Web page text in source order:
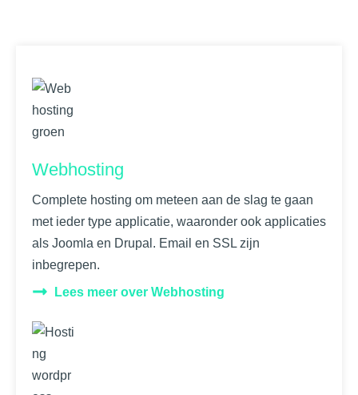
Webhosting
Complete hosting om meteen aan de slag te gaan
met ieder type applicatie, waaronder ook applicaties
als Joomla en Drupal. Email en SSL zijn
inbegrepen.
Lees meer over Webhosting